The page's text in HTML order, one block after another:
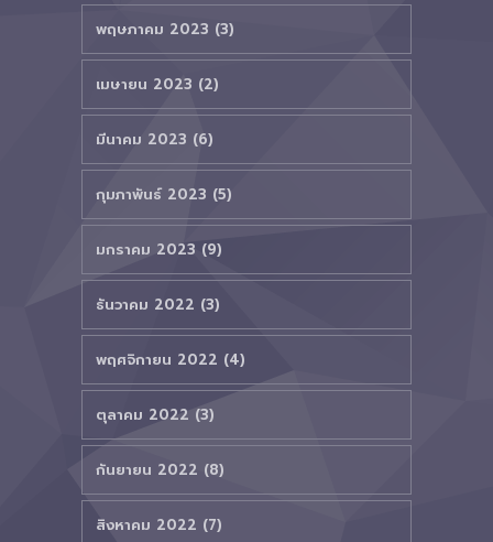
พฤษภาคม 2023 (3)
เมษายน 2023 (2)
มีนาคม 2023 (6)
กุมภาพันธ์ 2023 (5)
มกราคม 2023 (9)
ธันวาคม 2022 (3)
พฤศจิกายน 2022 (4)
ตุลาคม 2022 (3)
กันยายน 2022 (8)
สิงหาคม 2022 (7)